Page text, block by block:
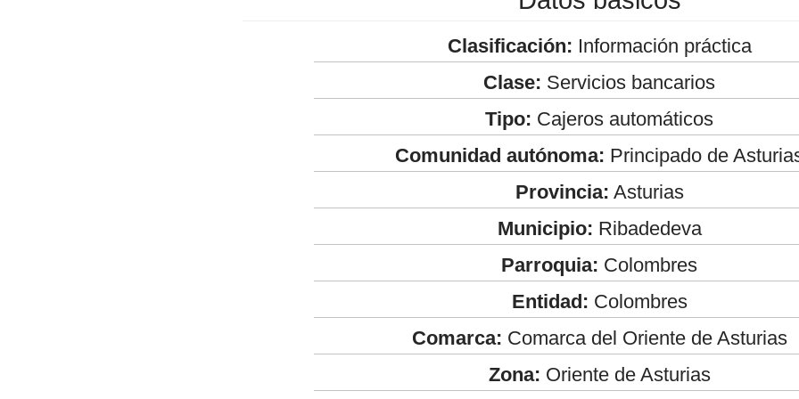
Clasificación: Información práctica
Clase: Servicios bancarios
Tipo: Cajeros automáticos
Comunidad autónoma: Principado de
Provincia: Asturias
Municipio: Ribadedeva
Parroquia: Colombres
Entidad: Colombres
Comarca: Comarca del Oriente de Asturias
Zona: Oriente de Asturias